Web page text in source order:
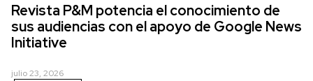
Revista P&M potencia el conocimiento de
sus audiencias con el apoyo de Google News
Initiative
julio 23, 2026